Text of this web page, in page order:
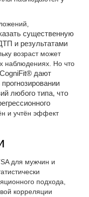
существенную
и результатами
возраст может
наблюдениях. Но что
дают
любого типа, что
и учтён эффект
для мужчин и
подхода,
корреляции